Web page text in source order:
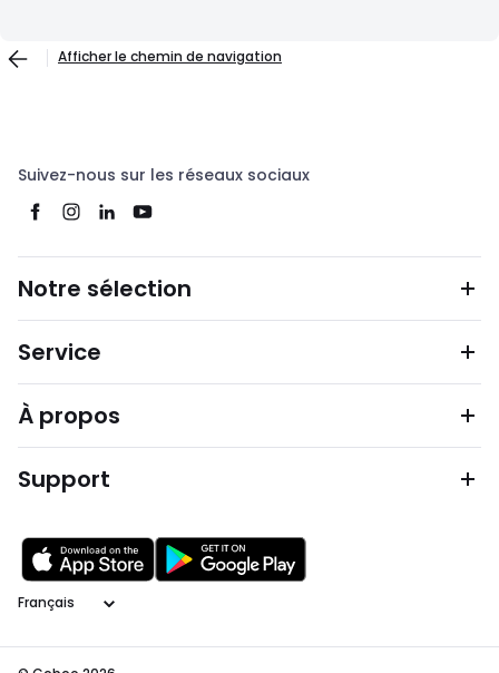
Afficher le chemin de navigation
Suivez-nous sur les réseaux sociaux
Notre sélection
Service
À propos
Support
Langage